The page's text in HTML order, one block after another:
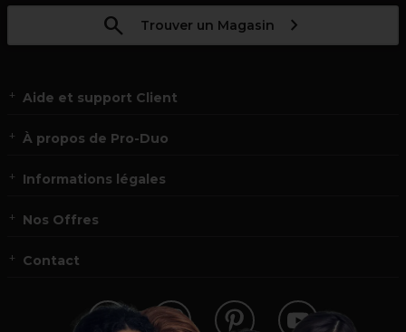
Trouver un Magasin
Aide et support Client
À propos de Pro-Duo
Informations légales
Nos Offres
Contact